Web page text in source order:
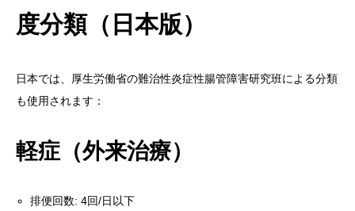
度分類（日本版）
日本では、厚生労働省の難治性炎症性腸管障害研究班による分類
も使用されます：
軽症（外来治療）
排便回数: 4回/日以下